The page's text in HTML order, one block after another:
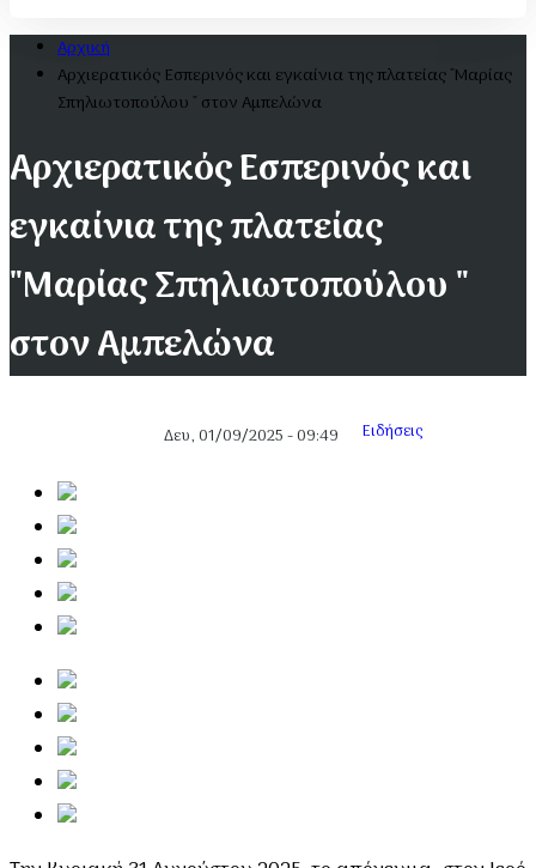
Αρχική
Αρχιερατικός Εσπερινός και εγκαίνια της πλατείας "Μαρίας
Σπηλιωτοπούλου " στον Αμπελώνα
Αρχιερατικός Εσπερινός και
εγκαίνια της πλατείας
"Μαρίας Σπηλιωτοπούλου "
στον Αμπελώνα
Δευ, 01/09/2025 - 09:49 Ειδήσεις